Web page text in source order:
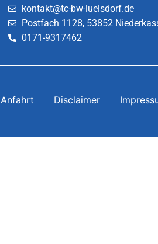
kontakt@tc-bw-luelsdorf.de
Postfach 1128, 53852
0171-9317462​
Anfahrt Disclaimer